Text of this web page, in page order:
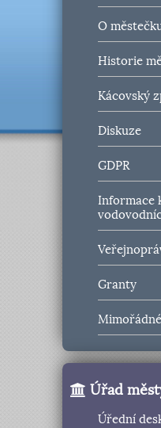
O
Historie
Kácovský
Diskuze
GDPR
Informace
Granty
Úřad
Úřední